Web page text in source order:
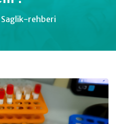
Saglik-rehberi